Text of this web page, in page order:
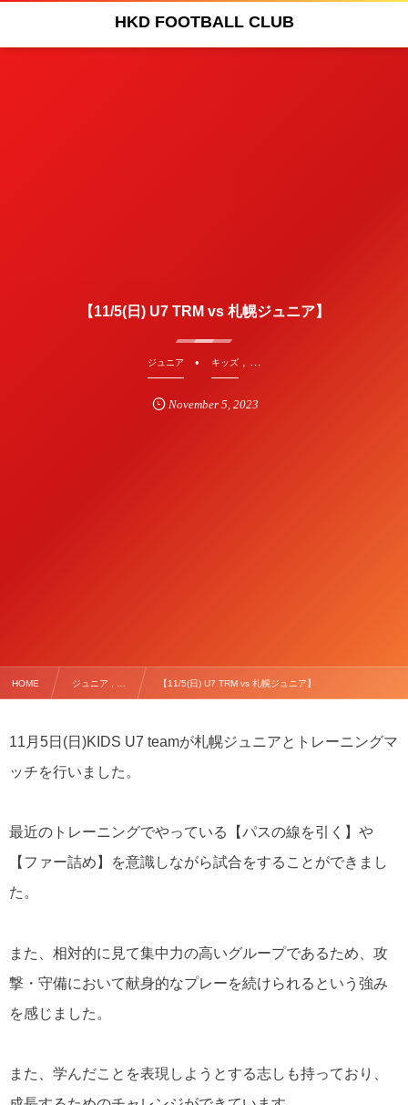
HKD FOOTBALL CLUB
【11/5(日) U7 TRM vs 札幌ジュニア】
ジュニア キッズ, …
November 5 ,2023
HOME ジュニア , … 【11/5(日) U7 TRM vs 札幌ジュニア】
11 月 5日 (日 )KIDS U7 teamが札幌ジュニアとトレーニングマ
ッチを行いました。
最近のトレーニングでやっている【パスの線を引く】や
【ファー詰め】を意識しながら試合をすることができまし
た。
また、相対的に見て集中力の高いグループであるため、攻
撃・守備において献身的なプレーを続けられるという強み
を感じました。
また、学んだことを表現しようとする志しも持っており、